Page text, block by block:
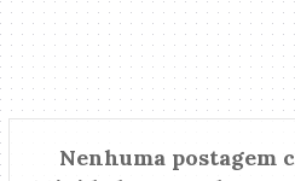
Nenhuma postagem